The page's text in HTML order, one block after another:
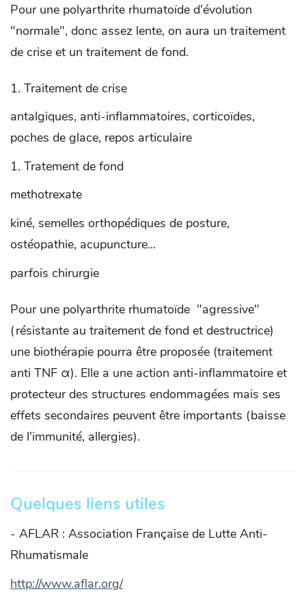
Pour une polyarthrite rhumatoïde d'évolution
"normale", donc assez lente, on aura un traitement
de crise et un traitement de fond.
Traitement de crise
antalgiques, anti-inflammatoires, corticoïdes,
poches de glace, repos articulaire
Tratement de fond
methotrexate
kiné, semelles orthopédiques de posture,
ostéopathie, acupuncture...
parfois chirurgie
Pour une polyarthrite rhumatoïde "agressive"
(résistante au traitement de fond et destructrice)
une biothérapie pourra être proposée (traitement
anti TNF α). Elle a une action anti-inflammatoire et
protecteur des structures endommagées mais ses
effets secondaires peuvent être importants (baisse
de l'immunité, allergies).
Quelques liens utiles
- AFLAR : Association Française de Lutte Anti-
Rhumatismale
http://www.aflar.org/